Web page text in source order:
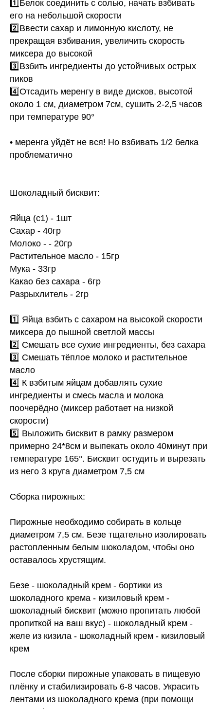
1️⃣Белок соединить с солью, начать взбивать
его на небольшой скорости
2️⃣Ввести сахар и лимонную кислоту, не
прекращая взбивания, увеличить скорость
миксера до высокой
3️⃣Взбить ингредиенты до устойчивых острых
пиков
4️⃣Отсадить меренгу в виде дисков, высотой
около 1 см, диаметром 7см, сушить 2-2,5 часов
при температуре 90°
• меренга уйдёт не вся! Но взбивать 1/2 белка
проблематично
Шоколадный бисквит:
Яйца (с1) - 1шт
Сахар - 40гр
Молоко - - 20гр
Растительное масло - 15гр
Мука - 33гр
Какао без сахара - 6гр
Разрыхлитель - 2гр
1️⃣ Яйца взбить с сахаром на высокой скорости
миксера до пышной светлой массы
2️⃣ Смешать все сухие ингредиенты, без сахара
3️⃣ Смешать тёплое молоко и растительное
масло
4️⃣ К взбитым яйцам добавлять сухие
ингредиенты и смесь масла и молока
поочерёдно (миксер работает на низкой
скорости)
5️⃣ Выложить бисквит в рамку размером
примерно 24*8см и выпекать около 40минут при
температуре 165°. Бисквит остудить и вырезать
из него 3 круга диаметром 7,5 см
Сборка пирожных:
Пирожные необходимо собирать в кольце
диаметром 7,5 см. Безе тщательно изолировать
растопленным белым шоколадом, чтобы оно
оставалось хрустящим.
Безе - шоколадный крем - бортики из
шоколадного крема - кизиловый крем -
шоколадный бисквит (можно пропитать любой
пропиткой на ваш вкус) - шоколадный крем -
желе из кизила - шоколадный крем - кизиловый
крем
После сборки пирожные упаковать в пищевую
плёнку и стабилизировать 6-8 часов. Украсить
лентами из шоколадного крема (при помощи